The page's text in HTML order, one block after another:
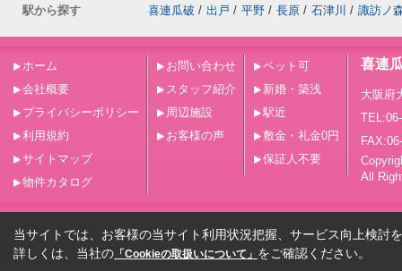
駅から探す
喜連瓜破 / 出戸 / 平野 / 長原 / 石津川 / 諏訪ノ
ホーム
会社概要
プライバシーポリシー
利用規約
サイトマップ
物件カタログ
お問い合わせ
スタッフ紹介
周辺施設
お客様の声
ペット可
新婚・築浅
駅近
敷金・礼金0円
保証人不要
喜連
大阪府
All
当サイトでは、お客様の当サイト利用状況把握、サービス向上検討
詳しくは、当社の 「Cookieの取扱いについて」 をご確認ください。